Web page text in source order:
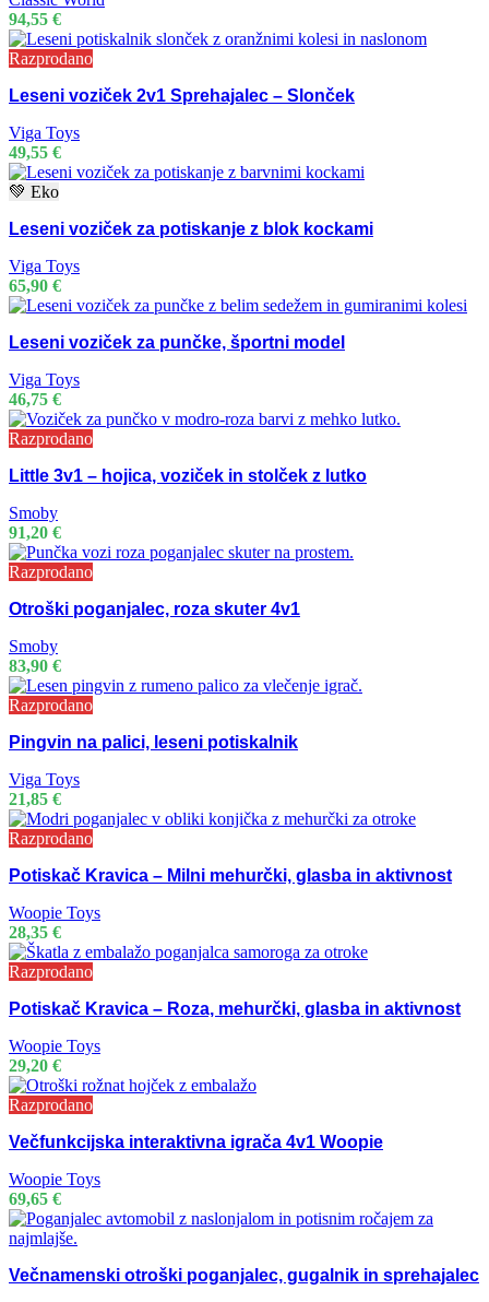
94,55 €
Razprodano
Leseni voziček 2v1 Sprehajalec – Slonček
Viga Toys
49,55 €
💚 Eko
Leseni voziček za potiskanje z blok kockami
Viga Toys
65,90 €
Leseni voziček za punčke, športni model
Viga Toys
46,75 €
Razprodano
Little 3v1 – hojica, voziček in stolček z lutko
Smoby
91,20 €
Razprodano
Otroški poganjalec, roza skuter 4v1
Smoby
83,90 €
Razprodano
Pingvin na palici, leseni potiskalnik
Viga Toys
21,85 €
Razprodano
Potiskač Kravica – Milni mehurčki, glasba in aktivnost
Woopie Toys
28,35 €
Razprodano
Potiskač Kravica – Roza, mehurčki, glasba in aktivnost
Woopie Toys
29,20 €
Razprodano
Večfunkcijska interaktivna igrača 4v1 Woopie
Woopie Toys
69,65 €
Večnamenski otroški poganjalec, gugalnik in sprehajalec